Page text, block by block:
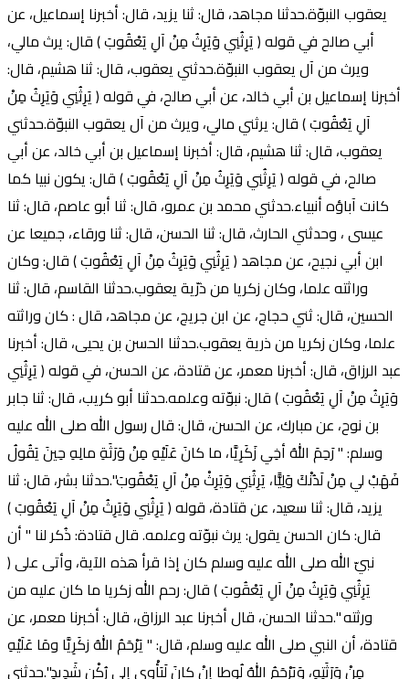
يعقوب النبوّة.حدثنا مجاهد، قال: ثنا يزيد، قال: أخبرنا إسماعيل، عن
أبي صالح في قوله ( يَرِثُنِي وَيَرِثُ مِنْ آلِ يَعْقُوبَ ) قال: يرث مالي،
ويرث من آل يعقوب النبوّة.حدثني يعقوب، قال: ثنا هشيم، قال:
أخبرنا إسماعيل بن أبي خالد، عن أبي صالح، في قوله ( يَرِثُنِي وَيَرِثُ مِنْ
آلِ يَعْقُوبَ ) قال: يرثني مالي، ويرث من آل يعقوب النبوّة.حدثني
يعقوب، قال: ثنا هشيم، قال: أخبرنا إسماعيل بن أبي خالد، عن أبي
صالح، في قوله ( يَرِثُنِي وَيَرِثُ مِنْ آلِ يَعْقُوبَ ) قال: يكون نبيا كما
كانت آباؤه أنبياء.حدثني محمد بن عمرو، قال: ثنا أبو عاصم، قال: ثنا
عيسى ، وحدثني الحارث، قال: ثنا الحسن، قال: ثنا ورقاء، جميعا عن
ابن أبي نجيح، عن مجاهد ( يَرِثُنِي وَيَرِثُ مِنْ آلِ يَعْقُوبَ ) قال: وكان
وراثته علما، وكان زكريا من ذرّية يعقوب.حدثنا القاسم، قال: ثنا
الحسين، قال: ثني حجاج، عن ابن جريج، عن مجاهد، قال : كان وراثته
علما، وكان زكريا من ذرية يعقوب.حدثنا الحسن بن يحيى، قال: أخبرنا
عبد الرزاق، قال: أخبرنا معمر، عن قتادة، عن الحسن، في قوله ( يَرِثُنِي
وَيَرِثُ مِنْ آلِ يَعْقُوبَ ) قال: نبوّته وعلمه.حدثنا أبو كريب، قال: ثنا جابر
بن نوح، عن مبارك، عن الحسن، قال: قال رسول الله صلى الله عليه
وسلم: " رَحِمَ اللهُ أخِي زَكَرِيَّا، ما كانَ عَلَيْهِ مِنْ وَرَثَةِ مالِهِ حِينَ يَقُولُ
فَهَبْ لي مِنْ لَدُنْكَ وَلِيًّا، يَرِثُنِي وَيَرِثْ مِنْ آلِ يَعْقُوبَ".حدثنا بشر، قال: ثنا
يزيد، قال: ثنا سعيد، عن قتادة، قوله ( يَرِثُنِي وَيَرِثُ مِنْ آلِ يَعْقُوبَ )
قال: كان الحسن يقول: يرث نبوّته وعلمه. قال قتادة: ذُكر لنا " أن
نبيّ الله صلى الله عليه وسلم كان إذا قرأ هذه الآية، وأتى على (
يَرِثُنِي وَيَرِثُ مِنْ آلِ يَعْقُوبَ ) قال: رحم الله زكريا ما كان عليه من
ورثته ".حدثنا الحسن، قال أخبرنا عبد الرزاق، قال: أخبرنا معمر، عن
قتادة، أن النبي صلى الله عليه وسلم، قال: " يَرْحَمُ اللهُ زكَرِيَّا ومَا عَلَيْهِ
مِنْ وَرَثَتِهِ، وَيَرْحَمُ اللهُ لُوطا إنْ كانَ لَيَأْوِي إلى رُكْنٍ شَدِيدٍ".حدثني